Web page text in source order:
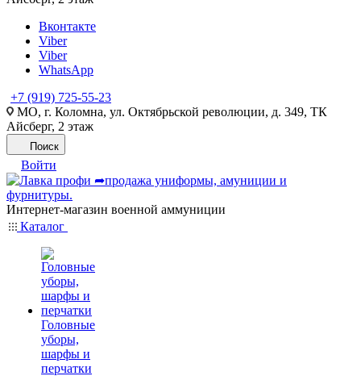
Вконтакте
Viber
Viber
WhatsApp
+7 (919) 725-55-23
МО, г. Коломна, ул. Октябрьской революции, д. 349, ТК
Айсберг, 2 этаж
Поиск
Войти
Интернет-магазин военной аммуниции
Каталог
Головные
уборы,
шарфы и
перчатки